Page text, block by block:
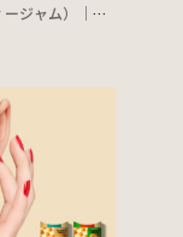
SHIBUYA BEAUTYJAM （シブヤビューティージャム）｜東急百貨店